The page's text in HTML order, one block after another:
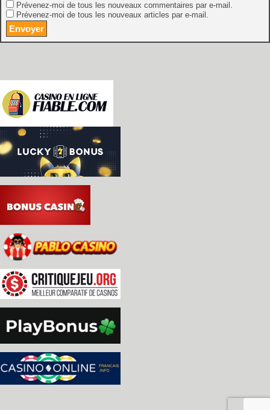
Prévenez-moi de tous les nouveaux commentaires par e-mail.
Prévenez-moi de tous les nouveaux articles par e-mail.